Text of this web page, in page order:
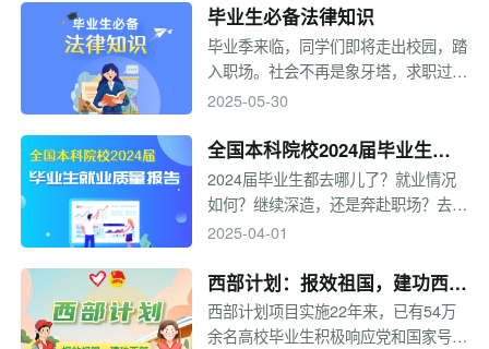
业生提供更长时间的择业期。高校毕业
生如何了解政策，实现高质量就业？一
起来看！
毕业生必备法律知识
毕业季来临，同学们即将走出校园，踏
入职场。社会不再是象牙塔，求职过程
中难免遇到不法行为，从签订劳动合同
范求职陷阱，法律为我们保驾护航。毕
业生应了解并掌握必要的法律知识，维
护自身合法权益。
2025-05-30
全国本科院校2024届毕业生就
业质量报告
2024届毕业生都去哪儿了？就业情况
如何？继续深造，还是奔赴职场？去大
城市，还是回家乡工作？想知道2024
量报告给你答案。小编汇总全国本科院
校2024届毕业生就业质量报告，快来
看看有没有你关注的学校~
2025-04-01
西部计划：报效祖国，建功西
部！
西部计划项目实施22年来，已有54万
余名高校毕业生积极响应党和国家号